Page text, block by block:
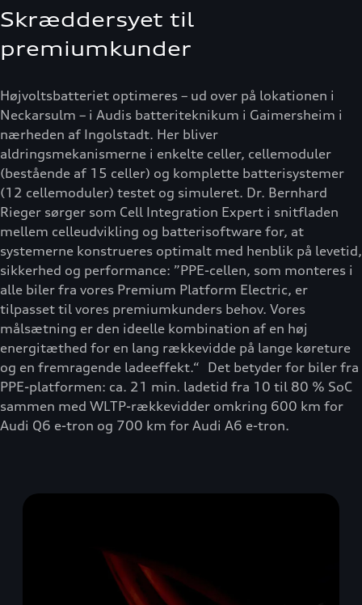
Skræddersyet til
premiumkunder
Højvoltsbatteriet optimeres – ud over på lokationen i
Neckarsulm – i Audis batteriteknikum i Gaimersheim i
nærheden af Ingolstadt. Her bliver
aldringsmekanismerne i enkelte celler, cellemoduler
(bestående af 15 celler) og komplette batterisystemer
(12 cellemoduler) testet og simuleret. Dr. Bernhard
Rieger sørger som Cell Integration Expert i snitfladen
mellem celleudvikling og batterisoftware for, at
systemerne konstrueres optimalt med henblik på levetid,
sikkerhed og performance: ”PPE-cellen, som monteres i
alle biler fra vores Premium Platform Electric, er
tilpasset til vores premiumkunders behov. Vores
målsætning er den ideelle kombination af en høj
energitæthed for en lang rækkevidde på lange køreture
og en fremragende ladeeffekt.“ Det betyder for biler fra
PPE-platformen: ca. 21 min. ladetid fra 10 til 80 % SoC
sammen med WLTP-rækkevidder omkring 600 km for
Audi Q6 e-tron og 700 km for Audi A6 e-tron.